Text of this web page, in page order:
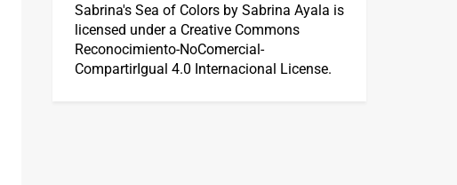
Sabrina's Sea of Colorsby Sabrina Ayala is
licensed under a Creative Commons
Reconocimiento-NoComercial-
CompartirIgual 4.0 Internacional License.